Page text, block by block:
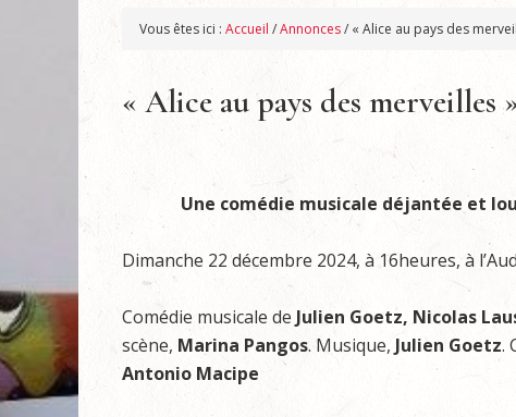
Vous êtes ici : Accueil /Annonces/ « Alice au pays des
« Alice au pays des merveilles
Une comédie musicale déjantée et
Dimanche 22 décembre 2024, à 16heures, à
Comédie musicale de Julien Goetz, Nicolas
scène, Marina Pangos. Musique, Julien Goetz.
Antonio Macipe